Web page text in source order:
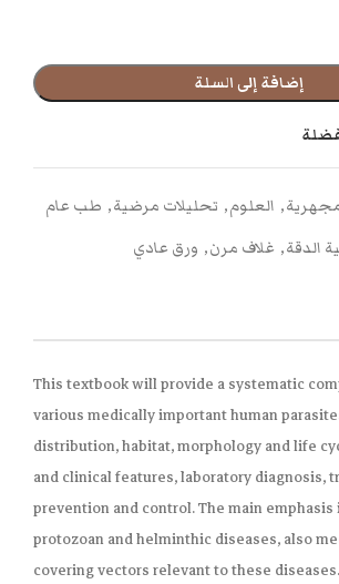
إضافة إلى السلة
, العلوم, تحليلات مرضية, طب عام
الدقة, غلاف مرن, ورق عادي
This textbook will provide a systematic
various medically important human
distribution, habitat, morphology and life
and clinical features, laboratory diagnosis,
prevention and control. The main emphasis
protozoan and helminthic diseases, also
covering vectors relevant to these diseases.